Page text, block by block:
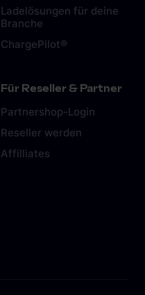
Ladelösungen für deine
Branche
ChargePilot®
Für Reseller & Partner
Partnershop-Login
Reseller werden
Affilliates